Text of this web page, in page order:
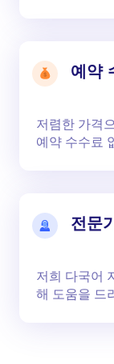
예약
저렴한 가격
예약 수수료
전문
저희 다국어
해 도움을 드